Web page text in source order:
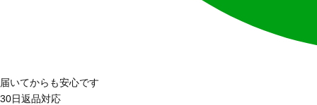
届いてからも安心です
30日返品対応